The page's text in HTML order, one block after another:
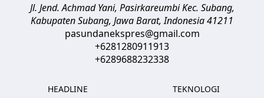
Jl. Jend. Achmad Yani, Pasirkareumbi Kec. Subang,
Kabupaten Subang, Jawa Barat,Indonesia41211
pasundanekspres@gmail.com
+6281280911913
+6289688232338
HEADLINE
TEKNOLOGI